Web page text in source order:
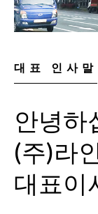
대표 인사말
안녕하
(주)라
대표이